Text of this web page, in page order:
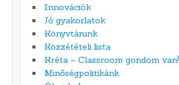
Innovációk
Jó gyakorlatok
Könyvtárunk
Közzétételi lista
Kréta – Classroom gondom van!
Minőségpolitikánk